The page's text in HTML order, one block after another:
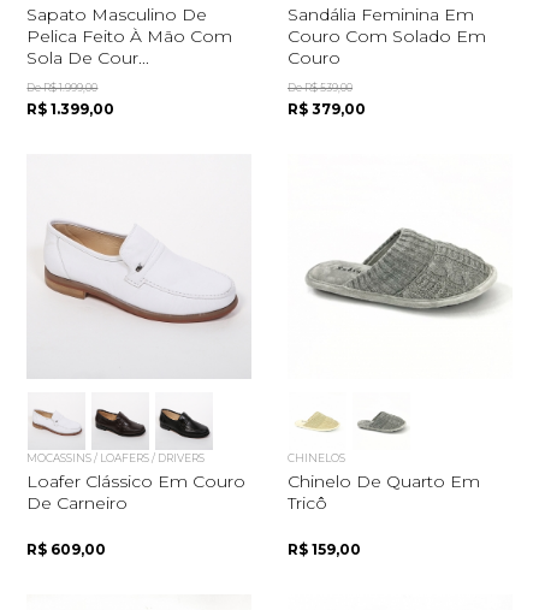
Sapato Masculino De
Pelica Feito À Mão Com
Sola De Cour...
De R$ 1.999,00
R$ 1.399,00
Sandália Feminina Em
Couro Com Solado Em
Couro
De R$ 539,00
R$ 379,00
MOCASSINS / LOAFERS / DRIVERS
Loafer Clássico Em Couro
De Carneiro
R$ 609,00
CHINELOS
Chinelo De Quarto Em
Tricô
R$ 159,00